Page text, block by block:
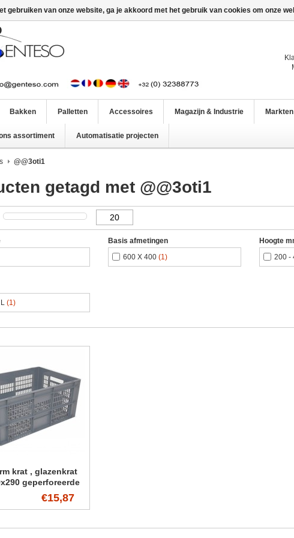
Bakken Palletten Accessoires Magazijn & Industrie Markten
assortiment Automatisatie projecten
@@3oti1
getagd met @@3oti1
Basis afmetingen
600 X 400 (1)
Hoogte
200 -
(1)
krat , glazenkrat
geperforeerde
en bodem€15,87
gebruiken van onze website, ga je akkoord met het gebruik van cookies om onze